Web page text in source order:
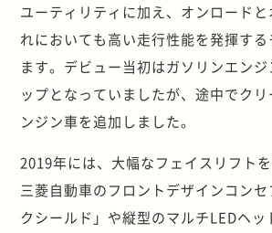
ユーティリティに加え、オンロード
れにおいても高い走行性能を発揮す
ます。デビュー当初はガソリンエン
ップとなっていましたが、途中でク
ンジン車を追加しました。
2019年には、大幅なフェイスリフトを
三菱自動車のフロントデザインコン
クシールド」や縦型のマルチLEDヘッ